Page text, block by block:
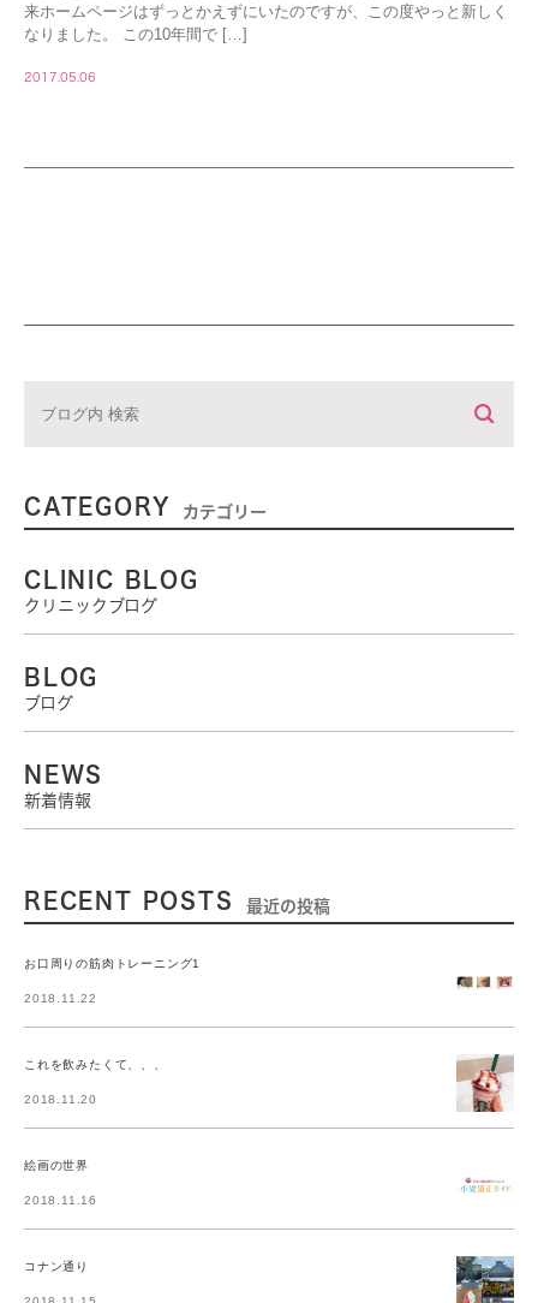
来ホームページはずっとかえずにいたのですが、この度やっと新しく
なりました。 この10年間で […]
2017.05.06
CATEGORY カテゴリー
CLINIC BLOG
クリニックブログ
BLOG
ブログ
NEWS
新着情報
RECENT POSTS 最近の投稿
お口周りの筋肉トレーニング1
2018.11.22
これを飲みたくて、、、
2018.11.20
絵画の世界
2018.11.16
コナン通り